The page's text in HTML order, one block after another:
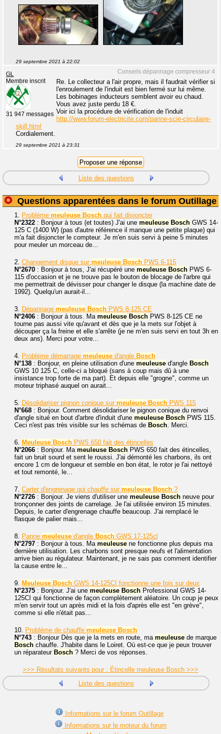
29 septembre 2021 à 22:02
Conseils dépannage compresseur 4
GL
Membre inscrit
31 947 messages
Re. Le collecteur a l'air propre, mais il faudrait vérifier si
l'enroulement de l'induit est bien fermé sur lui même.
Les bobinages inducteurs semblent avoir eu chaud.
Vous avez juste perdu 18 €.
Voir ici la procédure de vérification de l'induit
http://www.forum-electricite.com/panne-scie-circulaire-
skill.html
Cordialement.
29 septembre 2021 à 23:31
Liste des questions
Questions apparentées dans le forum Outillage
1. Problème meuleuse Bosch qui fait disjoncter
N°2322 : Bonjour à tous (et toutes) J'ai une meuleuse Bosch GWS 14-
125 C (1400 W) (pas d'autre référence il manque une petite plaque) qui
m'a fait disjoncter le compteur. Je m'en suis servi à peine 5 minutes
pour meuler un morceau de...
2. Changement disque sur meuleuse Bosch PWS 6-115
N°2670 : Bonjour à tous, J'ai récupéré une meuleuse Bosch PWS 6-
115 d'occasion et je ne trouve pas le bouton de blocage de l'arbre qui
me permettrait de dévisser pour changer le disque (la machine date de
1992). Quelqu'un aurait-il...
3. Dépannage meuleuse Bosch PWS 8-125 CE
N°2406 : Bonjour à tous. Ma meuleuse Bosch PWS 8-125 CE ne
tourne pas aussi vite qu'avant et dès que je la mets sur l'objet à
découper ça la freine et elle s'arrête (je ne m'en suis servi en tout 3h en
deux ans). Merci pour votre...
4. Problème démarrage meuleuse d'angle Bosch
N°138 : Bonjour, en pleine utilisation d'une meuleuse d'angle Bosch
GWS 10 125 C, celle-ci a bloqué (sans à coup mais dû à une
insistance trop forte de ma part). Et depuis elle "grogne", comme un
moteur triphasé auquel on aurait...
5. Désolidariser pignon conique sur meuleuse Bosch PWS 115
N°668 : Bonjour. Comment désolidariser le pignon conique du renvoi
d'angle situé en bout d'arbre d'induit d'une meuleuse Bosch PWS 115.
Ceci n'est pas très visible sur les schémas de Bosch. Merci.
6. Meuleuse Bosch PWS 650 fait des étincelles
N°2066 : Bonjour. Ma meuleuse Bosch PWS 650 fait des étincelles,
fait un bruit sourd et sent le roussi. J'ai démonté les charbons, ils ont
encore 1 cm de longueur et semble en bon état, le rotor je l'ai nettoyé
et tout remonté, le...
7. Carter d'engrenage qui chauffe sur meuleuse Bosch ?
N°2726 : Bonjour. Je viens d'utiliser une meuleuse Bosch neuve pour
tronçonner des joints de carrelage. Je l'ai utilisée environ 15 minutes.
Depuis, le carter d'engrenage chauffe beaucoup. J'ai remplacé le
flasque de palier mais...
8. Panne meuleuse d'angle Bosch GWS 17-125cl
N°2797 : Bonjour à tous. Ma meuleuse ne fonctionne plus depuis ma
dernière utilisation. Les charbons sont presque neufs et l'alimentation
arrive bien au régulateur. Maintenant, je ne sais pas comment identifier
la cause entre le...
9. Meuleuse Bosch GWS 14-125CI fonctionne une fois sur deux
N°2375 : Bonjour. J'ai une meuleuse Bosch Professional GWS 14-
125CI qui fonctionne de façon complètement aléatoire. Un coup je peux
m'en servir tout un après midi et la fois d'après elle est "en grève",
comme si elle n'était pas...
10. Probléme de chauffe meuleuse Bosch
N°743 : Bonjour Dès que je la mets en route, ma meuleuse de marque
Bosch chauffe. J'habite dans le Loiret. Où est-ce que je peux trouver
un réparateur Bosch ? Merci de vos réponses.
>>> Résultats suivants pour : Étincelle meuleuse Bosch >>>
Liste des questions
Informations sur le forum Outillage
Informations sur le moteur du forum